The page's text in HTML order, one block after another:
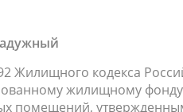
Инициативные
Муниципальные
Противодействие
92 Жилищного кодекса
жилищному
помещений,